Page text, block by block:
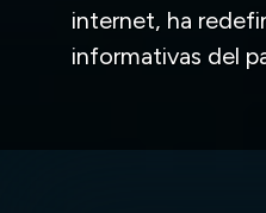
internet, ha
informativas del